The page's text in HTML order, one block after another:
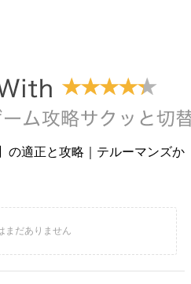
の適正と攻略｜テルーマンズか